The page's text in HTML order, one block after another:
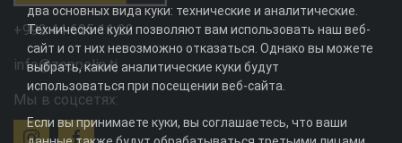
+992 44 625 11 22
info@zeppelin.tj
Мы в соцсетях:
два основных вида куки: технические и аналитические.
Технические куки позволяют вам использовать наш веб-
сайт и от них невозможно отказаться. Однако вы можете
выбрать, какие аналитические куки будут
использоваться при посещении веб-сайта.
Если вы принимаете куки, вы соглашаетесь, что ваши